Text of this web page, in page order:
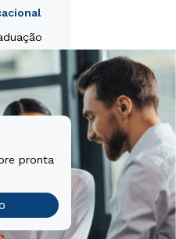
eos qui ratione
pronta